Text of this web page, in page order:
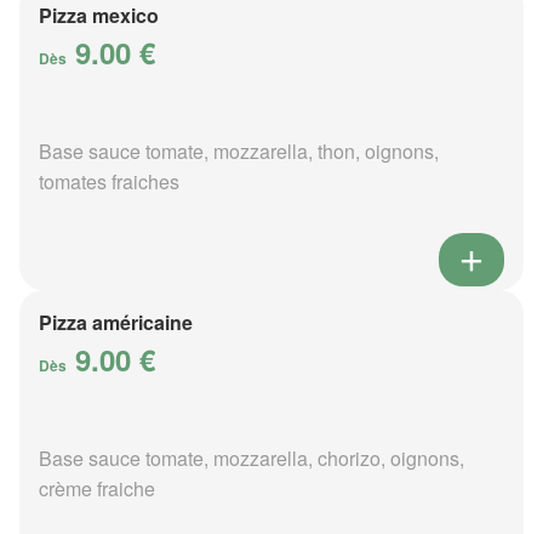
Pizza mexico
Dès 9.00 €
Base sauce tomate, mozzarella, thon, oignons,
tomates fraiches
Pizza américaine
Dès 9.00 €
Base sauce tomate, mozzarella, chorizo, oignons,
crème fraiche